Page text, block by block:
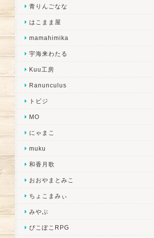
青りんごなな
はこまま屋
mamahimika
宇海来わたる
Kuu工房
Ranunculus
トビジ
MO
にゃまこ
muku
和香月歌
おおやまとみこ
ちょこまみぃ
みやぶ
ぴこぽこRPG